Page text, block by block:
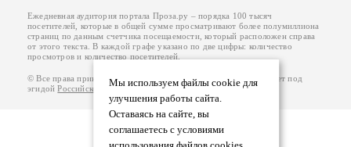
Мы используем файлы cookie для
улучшения работы сайта.
Оставаясь на сайте, вы
соглашаетесь с условиями
Ежедневная аудитория портала Проза.ру – порядка 100 тысяч
посетителей, которые в общей сумме просматривают более полумиллиона
страниц по данным счетчика посещаемости, который расположен справа
от этого текста. В каждой графе указано по две цифры: количество
просмотров и количество посетителей.
© Все права принадлежат авторам, 2000-2026. Портал работает под
эгидойРоссийского союза писателей 18+